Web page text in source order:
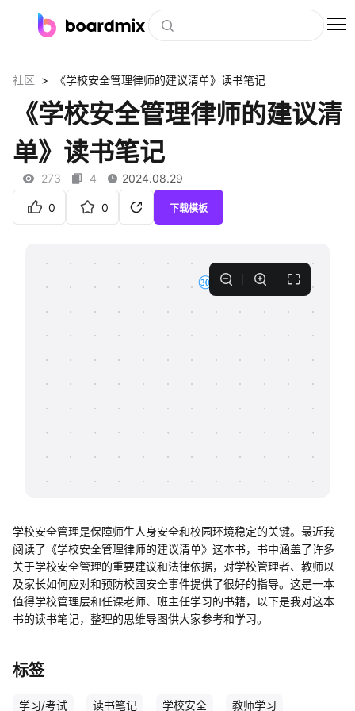
社区资源
会员
企业服务
帮助中心
社区 > 《学校安全管理律师的建议清单》读书笔记
《学校安全管理律师的建议清
单》读书笔记
273 4 2024.08.29
0 0 下载模板
学校安全管理是保障师生人身安全和校园环境稳定的关键。最近我
阅读了《学校安全管理律师的建议清单》这本书，书中涵盖了许多
关于学校安全管理的重要建议和法律依据，对学校管理者、教师以
及家长如何应对和预防校园安全事件提供了很好的指导。这是一本
值得学校管理层和任课老师、班主任学习的书籍，以下是我对这本
书的读书笔记，整理的思维导图供大家参考和学习。
标签
学习/考试 读书笔记 学校安全 教师学习